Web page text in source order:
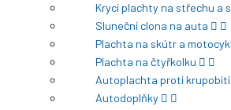
Krycí plachty na střechu a
Sluneční clona na auta
Plachta na skútr a motocykl
Plachta na čtyřkolku
Autoplachta proti krupobití
Autodoplňky